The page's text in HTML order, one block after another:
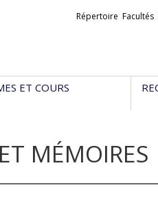
Liens
Répertoire Facultés
ET COURS
MÉMOIRES